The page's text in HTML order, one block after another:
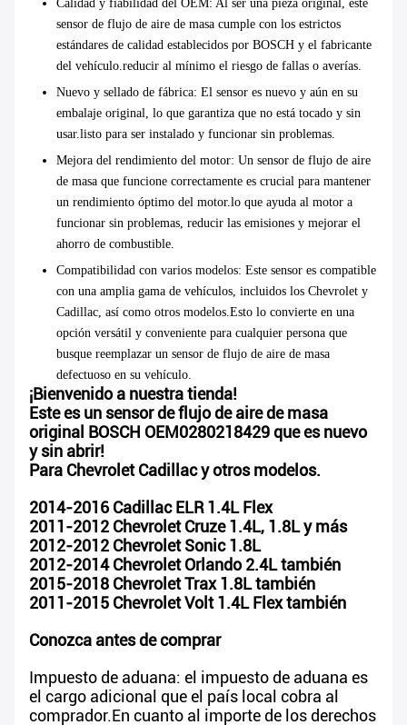
Calidad y fiabilidad del OEM: Al ser una pieza original, este
sensor de flujo de aire de masa cumple con los estrictos
estándares de calidad establecidos por BOSCH y el fabricante
del vehículo.reducir al mínimo el riesgo de fallas o averías.
Nuevo y sellado de fábrica: El sensor es nuevo y aún en su
embalaje original, lo que garantiza que no está tocado y sin
usar.listo para ser instalado y funcionar sin problemas.
Mejora del rendimiento del motor: Un sensor de flujo de aire
de masa que funcione correctamente es crucial para mantener
un rendimiento óptimo del motor.lo que ayuda al motor a
funcionar sin problemas, reducir las emisiones y mejorar el
ahorro de combustible.
Compatibilidad con varios modelos: Este sensor es compatible
con una amplia gama de vehículos, incluidos los Chevrolet y
Cadillac, así como otros modelos.Esto lo convierte en una
opción versátil y conveniente para cualquier persona que
busque reemplazar un sensor de flujo de aire de masa
defectuoso en su vehículo.
¡Bienvenido a nuestra tienda!
Este es un sensor de flujo de aire de masa
original BOSCH OEM0280218429 que es nuevo
y sin abrir!
Para Chevrolet Cadillac y otros modelos.
2014-2016 Cadillac ELR 1.4L Flex
2011-2012 Chevrolet Cruze 1.4L, 1.8L y más
2012-2012 Chevrolet Sonic 1.8L
2012-2014 Chevrolet Orlando 2.4L también
2015-2018 Chevrolet Trax 1.8L también
2011-2015 Chevrolet Volt 1.4L Flex también
Conozca antes de comprar
Impuesto de aduana: el impuesto de aduana es
el cargo adicional que el país local cobra al
comprador.En cuanto al importe de los derechos